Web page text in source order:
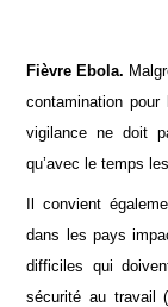
Fièvre Ebola.
contamination
vigilance ne doit
qu’avec le temps
Il convient
dans les pays
difficiles qui
sécurité au travail